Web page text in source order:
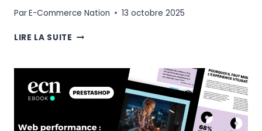
ParE-Commerce Nation 13 octobre 2025
LIRE LA SUITE COMMENCER
À
L’INTERNATIONAL
: